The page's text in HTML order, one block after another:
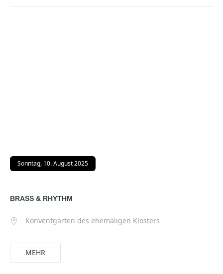
Sonntag, 10. August 2025
BRASS & RHYTHM
Konventgarten des ehemaligen Klosters
MEHR